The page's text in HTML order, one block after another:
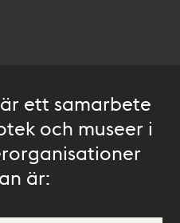
ett samarbete
och museer i
är: